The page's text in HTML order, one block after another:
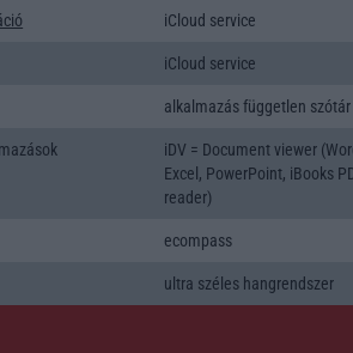
iCloud service
iCloud service
alkalmazás független szótár
iDV = Document viewer
Excel, PowerPoint, iBooks
reader)
ecompass
ultra széles hangrendszer